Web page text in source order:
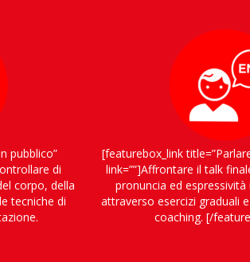
pubblico”
di
corpo, della
tecniche di
[featurebox_link
link=””]Affrontare il talk
pronuncia ed espressività
attraverso esercizi graduali
coaching. [/